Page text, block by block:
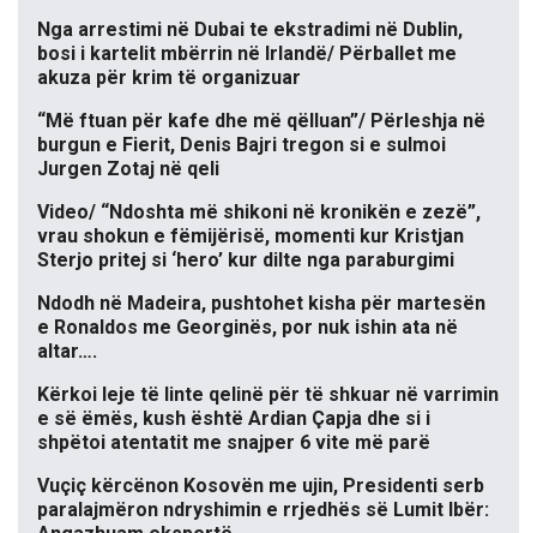
Nga arrestimi në Dubai te ekstradimi në Dublin,
bosi i kartelit mbërrin në Irlandë/ Përballet me
akuza për krim të organizuar
“Më ftuan për kafe dhe më qëlluan”/ Përleshja në
burgun e Fierit, Denis Bajri tregon si e sulmoi
Jurgen Zotaj në qeli
Video/ “Ndoshta më shikoni në kronikën e zezë”,
vrau shokun e fëmijërisë, momenti kur Kristjan
Sterjo pritej si ‘hero’ kur dilte nga paraburgimi
Ndodh në Madeira, pushtohet kisha për martesën
e Ronaldos me Georginës, por nuk ishin ata në
altar….
Kërkoi leje të linte qelinë për të shkuar në varrimin
e së ëmës, kush është Ardian Çapja dhe si i
shpëtoi atentatit me snajper 6 vite më parë
Vuçiç kërcënon Kosovën me ujin, Presidenti serb
paralajmëron ndryshimin e rrjedhës së Lumit Ibër: